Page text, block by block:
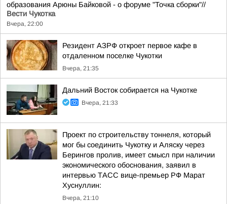
образования Арюны Байковой - о форуме "Точка сборки"//
Вести Чукотка
Вчера, 22:00
Резидент АЗРФ откроет первое кафе в
отдаленном поселке Чукотки
Вчера, 21:35
Дальний Восток собирается на Чукотке
Вчера, 21:33
Проект по строительству тоннеля, который
мог бы соединить Чукотку и Аляску через
Берингов пролив, имеет смысл при наличии
экономического обоснования, заявил в
интервью ТАСС вице-премьер РФ Марат
Хуснуллин:
Вчера, 21:10